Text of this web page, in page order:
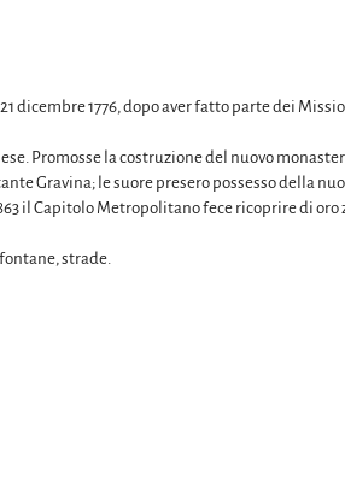
dicembre 1776, dopo aver fatto parte dei
Promosse la costruzione del nuovo
Gravina; le suore presero possesso della
il Capitolo Metropolitano fece ricoprire di oro
strade.